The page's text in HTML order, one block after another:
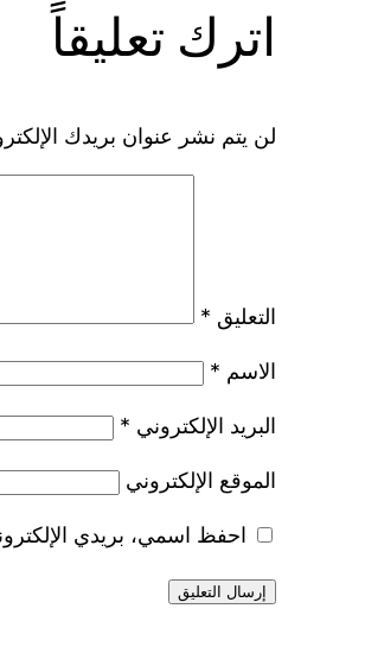
اترك تعليقاً
لن يتم نشر عنوان بريدك
التعليق *
الاسم *
البريد الإلكتروني *
الموقع الإلكتروني
احفظ اسمي، بريدي